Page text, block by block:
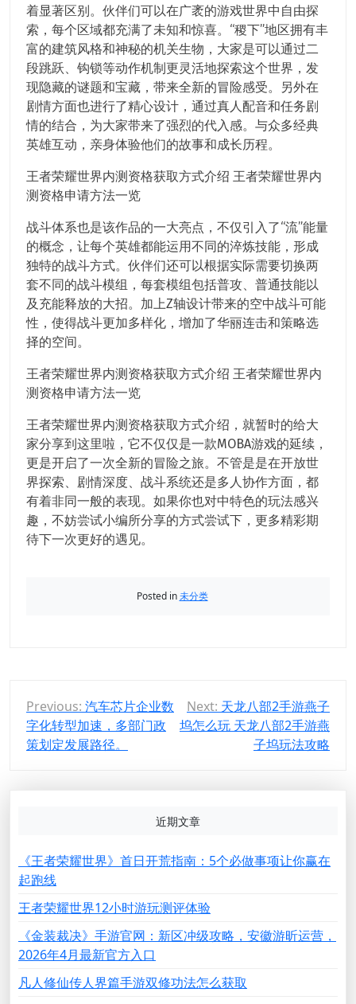
着显著区别。伙伴们可以在广袤的游戏世界中自由探
索，每个区域都充满了未知和惊喜。“稷下”地区拥有丰
富的建筑风格和神秘的机关生物，大家是可以通过二
段跳跃、钩锁等动作机制更灵活地探索这个世界，发
现隐藏的谜题和宝藏，带来全新的冒险感受。另外在
剧情方面也进行了精心设计，通过真人配音和任务剧
情的结合，为大家带来了强烈的代入感。与众多经典
英雄互动，亲身体验他们的故事和成长历程。
王者荣耀世界内测资格获取方式介绍 王者荣耀世界内
测资格申请方法一览
战斗体系也是该作品的一大亮点，不仅引入了“流”能量
的概念，让每个英雄都能运用不同的淬炼技能，形成
独特的战斗方式。伙伴们还可以根据实际需要切换两
套不同的战斗模组，每套模组包括普攻、普通技能以
及充能释放的大招。加上Z轴设计带来的空中战斗可能
性，使得战斗更加多样化，增加了华丽连击和策略选
择的空间。
王者荣耀世界内测资格获取方式介绍 王者荣耀世界内
测资格申请方法一览
王者荣耀世界内测资格获取方式介绍，就暂时的给大
家分享到这里啦，它不仅仅是一款MOBA游戏的延续，
更是开启了一次全新的冒险之旅。不管是是在开放世
界探索、剧情深度、战斗系统还是多人协作方面，都
有着非同一般的表现。如果你也对中特色的玩法感兴
趣，不妨尝试小编所分享的方式尝试下，更多精彩期
待下一次更好的遇见。
Posted in未分类
文
章
导
Previous: 汽车芯片企业数
字化转型加速，多部门政
策划定发展路径。
Next: 天龙八部2手游燕子
坞怎么玩 天龙八部2手游燕
子坞玩法攻略
近期文章
《王者荣耀世界》首日开荒指南：5个必做事项让你赢在
起跑线
王者荣耀世界12小时游玩测评体验
《金装裁决》手游官网：新区冲级攻略，安徽游昕运营，
2026年4月最新官方入口
凡人修仙传人界篇手游双修功法怎么获取